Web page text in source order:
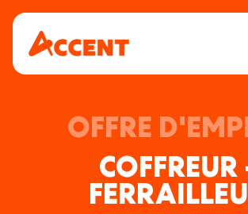
OFFRE
COFFREUR